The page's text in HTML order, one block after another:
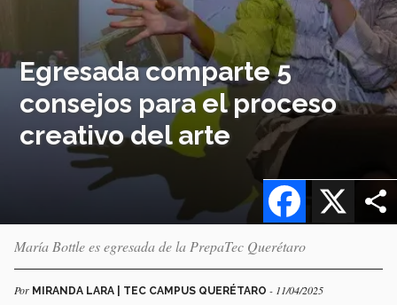
Egresada comparte 5
consejos para el proceso
creativo del arte
X
Facebook
María Bottle es egresada de la PrepaTec Querétaro
Por MIRANDA LARA | TEC CAMPUS QUERÉTARO - 11/04/2025